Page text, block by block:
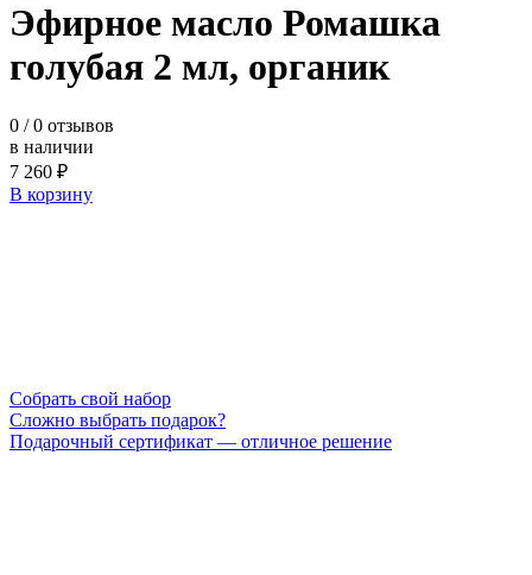
Эфирное масло Ромашка
голубая 2 мл, органик
0 / 0 отзывов
в наличии
7 260 ₽
В корзину
Cобрать свой набор
Сложно выбрать подарок?
Подарочный сертификат — отличное решение